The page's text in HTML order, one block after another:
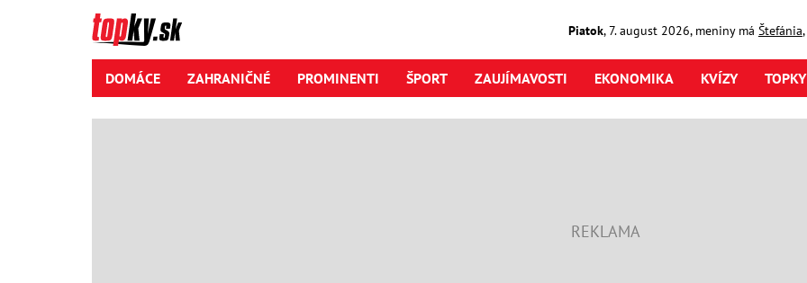
Piatok,7. august2026, meniny má Štefánia
DOMÁCE ZAHRANIČNÉ PROMINENTI ŠPORT ZAUJÍMAVOSTI EKONOMIKA KVÍZY